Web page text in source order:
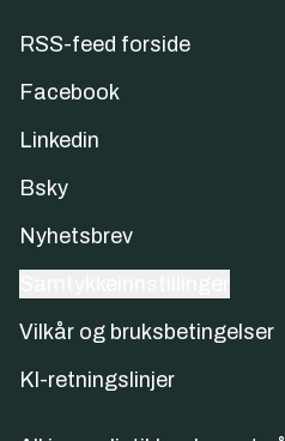
RSS-feed forside
Facebook
Linkedin
Bsky
Nyhetsbrev
Vilkår og bruksbetingelser
KI-retningslinjer